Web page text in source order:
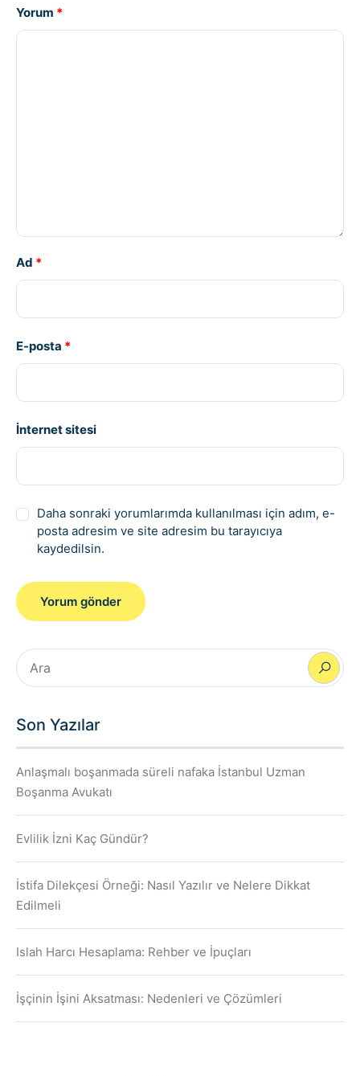
Yorum *
Ad *
E-posta *
İnternet sitesi
Daha sonraki yorumlarımda kullanılması için adım, e-
posta adresim ve site adresim bu tarayıcıya
kaydedilsin.
Son Yazılar
Anlaşmalı boşanmada süreli nafaka İstanbul Uzman
Boşanma Avukatı
Evlilik İzni Kaç Gündür?
İstifa Dilekçesi Örneği: Nasıl Yazılır ve Nelere Dikkat
Edilmeli
Islah Harcı Hesaplama: Rehber ve İpuçları
İşçinin İşini Aksatması: Nedenleri ve Çözümleri